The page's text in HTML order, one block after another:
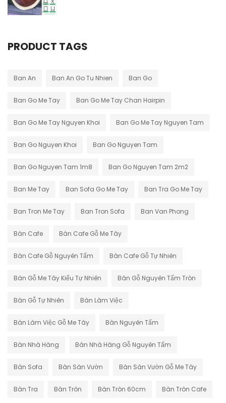
PRODUCT TAGS
Ban An Ban An Go Tu Nhien Ban Go
Ban Go Me Tay Ban Go Me Tay Chan Hairpin
Ban Go Me Tay Nguyen Khoi Ban Go Me Tay Nguyen Tam
Ban Go Nguyen Khoi Ban Go Nguyen Tam
Ban Go Nguyen Tam 1m8 Ban Go Nguyen Tam 2m2
Ban Me Tay Ban Sofa Go Me Tay Ban Tra Go Me Tay
Ban Tron Me Tay Ban Tron Sofa Ban Van Phong
Bàn Cafe Bàn Cafe Gỗ Me Tây
Bàn Cafe Gỗ Nguyên Tấm Bàn Cafe Gỗ Tự Nhiên
Bàn Gỗ Me Tây Kiểu Tự Nhiên Bàn Gỗ Nguyên Tấm Tròn
Bàn Gỗ Tự Nhiên Bàn Làm Việc
Bàn Làm Việc Gỗ Me Tây Bàn Nguyên Tấm
Bàn Nhà Hàng Bàn Nhà Hàng Gỗ Nguyên Tấm
Bàn Sofa Bàn Sân Vườn Bàn Sân Vườn Gỗ Me Tây
Bàn Tra Bàn Tròn Bàn Tròn 60cm Bàn Tròn Cafe